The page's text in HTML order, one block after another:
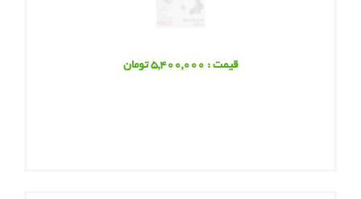
قیمت : 5,400,000 تومان